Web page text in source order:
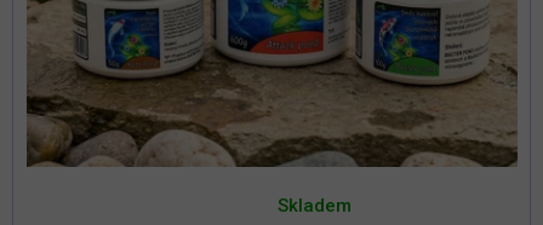
hodnoceníSkladem